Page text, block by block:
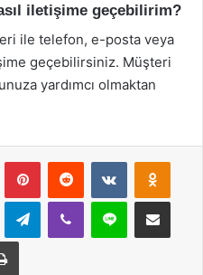
iletişime geçebilirim?
ile telefon, e-posta veya
geçebilirsiniz. Müşteri
yardımcı olmaktan
PinterestReddit VKontakte
TelegramViber Line E-Posta ile
Yazdır